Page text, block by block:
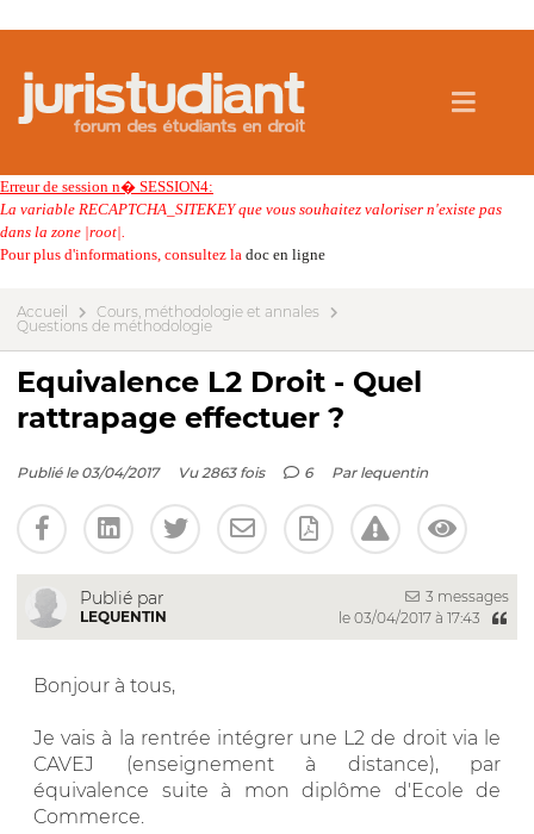
Erreur de session n� SESSION4:
La variable RECAPTCHA_SITEKEY que vous souhaitez valoriser n'existe pas
dans la zone |root|.
Pour plus d'informations, consultez la doc en ligne
Accueil
Cours, méthodologie et annales
Questions de méthodologie
Equivalence L2 Droit - Quel
rattrapage effectuer ?
Publié le 03/04/2017 Vu 2863 fois 6 Par lequentin
Publié par
LEQUENTIN
3 messages
le 03/04/2017 à 17:43
Bonjour à tous,
Je vais à la rentrée intégrer une L2 de droit via le
CAVEJ (enseignement à distance), par
équivalence suite à mon diplôme d'Ecole de
Commerce.